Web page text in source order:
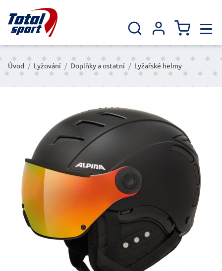
Úvod / Lyžování / Doplňky a ostatní / Lyžařské helmy